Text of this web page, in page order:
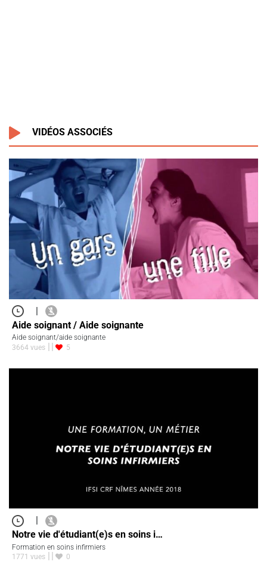
VIDÉOS ASSOCIÉS
|
Aide soignant / Aide soignante
Aide soignant/aide soignante
3664 vues
5
|
Notre vie d'étudiant(e)s en soins i…
Formation en soins infirmiers
1771 vues
0